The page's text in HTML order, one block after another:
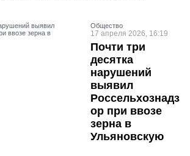
Общество
17 апреля 2026, 16:19
Почти три
десятка
нарушений
выявил
Россельхознадз
ор при ввозе
зерна в
Ульяновскую